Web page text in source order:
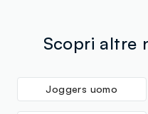
tuoi prodotti in negozio,
Scopri altre
Joggers uomo